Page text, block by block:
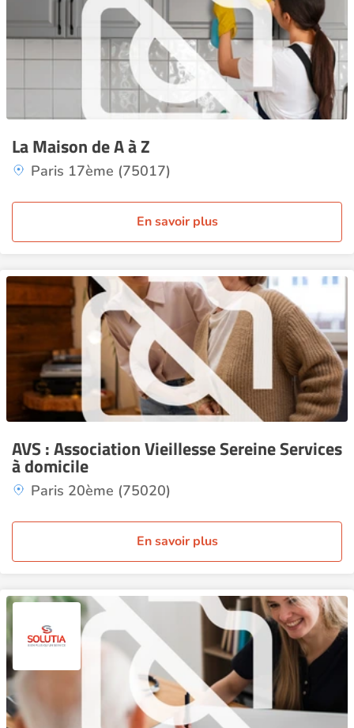
La Maison de A à Z
Paris 17ème (75017)
En savoir plus
AVS : Association Vieillesse Sereine Services
à domicile
Paris 20ème (75020)
En savoir plus